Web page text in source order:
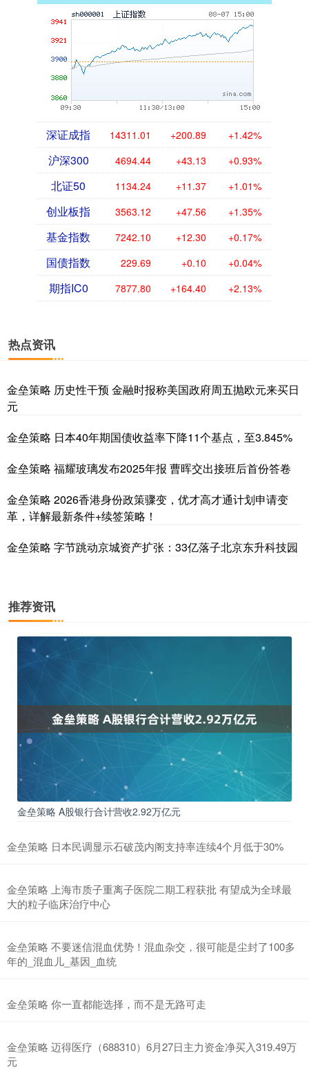
深证成指 14311.01 +200.89 +1.42%
沪深300 4694.44 +43.13 +0.93%
北证50 1134.24 +11.37 +1.01%
创业板指 3563.12 +47.56 +1.35%
基金指数 7242.10 +12.30 +0.17%
国债指数 229.69 +0.10 +0.04%
期指IC0 7877.80 +164.40 +2.13%
热点资讯
金垒策略 历史性干预 金融时报称美国政府周五抛欧元来买日
元
金垒策略 日本40年期国债收益率下降11个基点，至3.845%
金垒策略 福耀玻璃发布2025年报 曹晖交出接班后首份答卷
金垒策略 2026香港身份政策骤变，优才高才通计划申请变
革，详解最新条件+续签策略！
金垒策略 字节跳动京城资产扩张：33亿落子北京东升科技园
推荐资讯
金垒策略 A股银行合计营收2.92万亿元
金垒策略 日本民调显示石破茂内阁支持率连续4个月低于30%
金垒策略 上海市质子重离子医院二期工程获批 有望成为全球最
大的粒子临床治疗中心
金垒策略 不要迷信混血优势！混血杂交，很可能是尘封了100多
年的_混血儿_基因_血统
金垒策略 你一直都能选择，而不是无路可走
金垒策略 迈得医疗（688310）6月27日主力资金净买入319.49万
元